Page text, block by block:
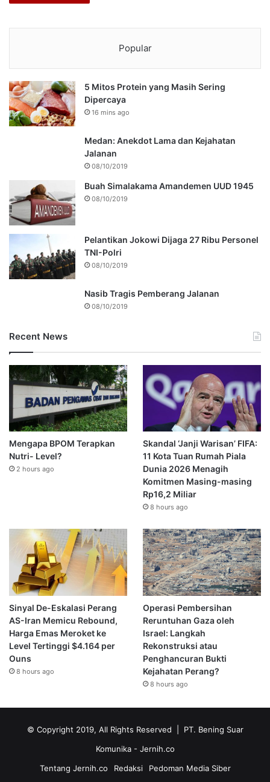
Popular
5 Mitos Protein yang Masih Sering
Dipercaya
16 mins ago
Medan: Anekdot Lama dan Kejahatan
Jalanan
08/10/2019
Buah Simalakama Amandemen UUD 1945
08/10/2019
Pelantikan Jokowi Dijaga 27 Ribu Personel
TNI-Polri
08/10/2019
Nasib Tragis Pemberang Jalanan
08/10/2019
Recent News
Mengapa BPOM Terapkan
Nutri- Level?
2 hours ago
Skandal ‘Janji Warisan’ FIFA:
11 Kota Tuan Rumah Piala
Dunia 2026 Menagih
Komitmen Masing-masing
Rp16,2 Miliar
8 hours ago
Sinyal De-Eskalasi Perang
AS-Iran Memicu Rebound,
Harga Emas Meroket ke
Level Tertinggi $4.164 per
Ouns
8 hours ago
Operasi Pembersihan
Reruntuhan Gaza oleh
Israel: Langkah
Rekonstruksi atau
Penghancuran Bukti
Kejahatan Perang?
8 hours ago
© Copyright 2019, All Rights Reserved | PT. Bening Suar
Komunika - Jernih.co
Tentang Jernih.co
Redaksi Pedoman Media Siber